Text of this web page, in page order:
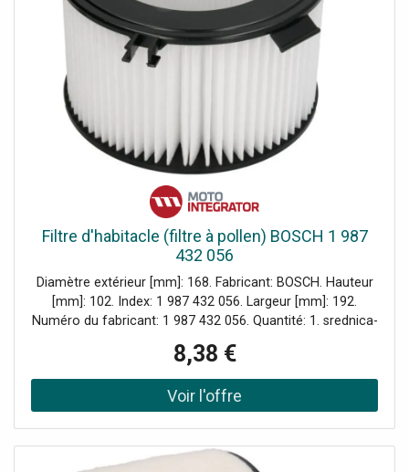
offre une solution rapide pour écouter une référence,
diffuser un playback, ou connecter des écouteurs sans fil
compatibles. Contrôle d'écoute : multi-moniteur, talkback
et accès direct Pour les sessions à plusieurs, le talkback
intégré simplifie la communication, tandis que le contrôle
des moniteurs de studio et les deux sorties moniteur
stéréo permettent de comparer un mix sur plusieurs
écoutes. Les quatre boutons assignables accélèrent les
actions courantes d'une simple pression, et l'accordeur
intégré aide à rester juste sans interrompre le flux de...
Filtre d'habitacle (filtre à pollen) BOSCH 1 987
432 056
Diamètre extérieur [mm]: 168. Fabricant: BOSCH. Hauteur
[mm]: 102. Index: 1 987 432 056. Largeur [mm]: 192.
Numéro du fabricant: 1 987 432 056. Quantité: 1. srednica-
8,38 €